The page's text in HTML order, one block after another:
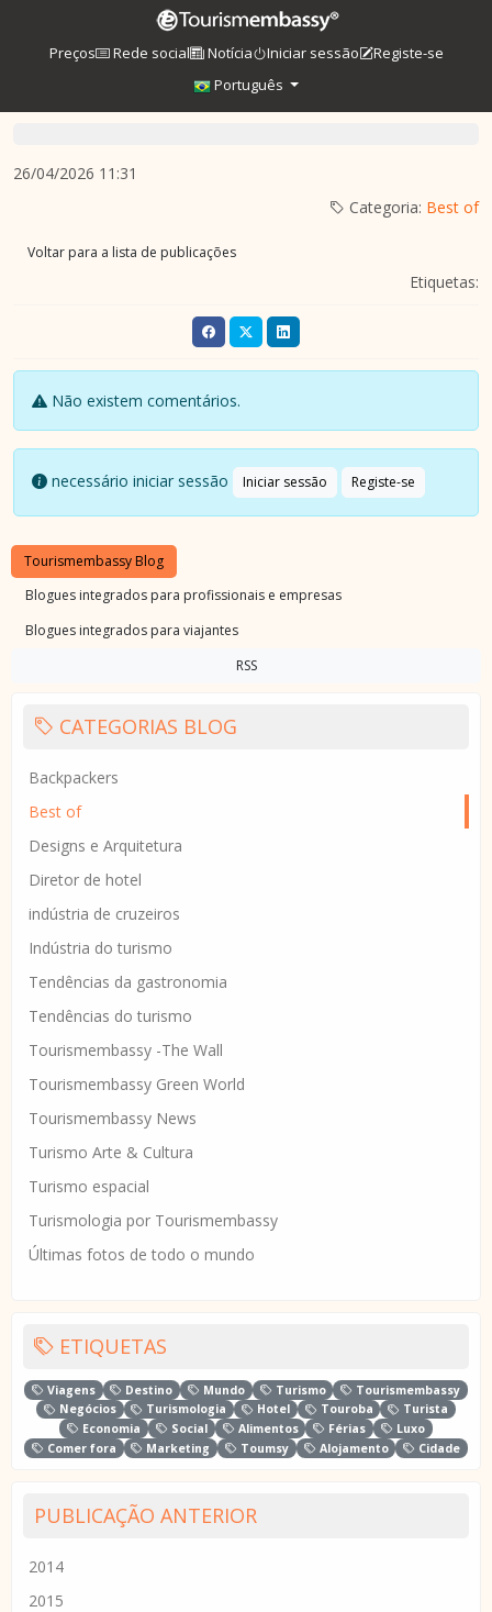
Preços Rede social Notícia Iniciar sessão
Registe-se
Português
26/04/2026 11:31
Categoria: Best of
Voltar para a lista de publicações
Etiquetas:
Não existem comentários.
necessário iniciar sessão Iniciar sessão Registe-se
Tourismembassy Blog
Blogues integrados para profissionais e empresas
Blogues integrados para viajantes
RSS
CATEGORIAS BLOG
Backpackers
Best of
Designs e Arquitetura
Diretor de hotel
indústria de cruzeiros
Indústria do turismo
Tendências da gastronomia
Tendências do turismo
Tourismembassy -The Wall
Tourismembassy Green World
Tourismembassy News
Turismo Arte & Cultura
Turismo espacial
Turismologia por Tourismembassy
Últimas fotos de todo o mundo
ETIQUETAS
Viagens Destino Mundo Turismo
Tourismembassy
Negócios
Turismologia Hotel Touroba
Turista
Economia
Social Alimentos Férias
Luxo
Comer fora
Marketing Toumsy Alojamento Cidade
PUBLICAÇÃO ANTERIOR
2014
2015